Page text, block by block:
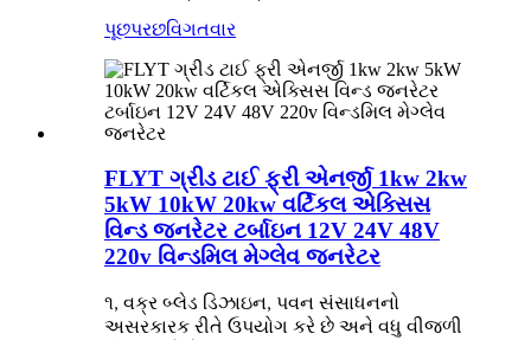
પૂછપરછવિગતવાર
FLYT ગ્રીડ ટાઈ ફ્રી એનર્જી 1kw 2kw
5kW 10kW 20kw વર્ટિકલ એક્સિસ
વિન્ડ જનરેટર ટર્બાઇન 12V 24V 48V
220v વિન્ડમિલ મેગ્લેવ જનરેટર
૧, વક્ર બ્લેડ ડિઝાઇન, પવન સંસાધનનો
અસરકારક રીતે ઉપયોગ કરે છે અને વધુ વીજળી